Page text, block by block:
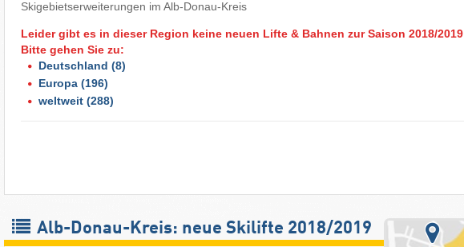
Skigebietserweiterungen im Alb-Donau-Kreis
Leider gibt es in dieser Region keine neuen Lifte & Bahnen zur Saison 2018/2019
Bitte gehen Sie zu:
Deutschland (8)
Europa (196)
weltweit (288)
Alb-Donau-Kreis: neue Skilifte 2018/2019